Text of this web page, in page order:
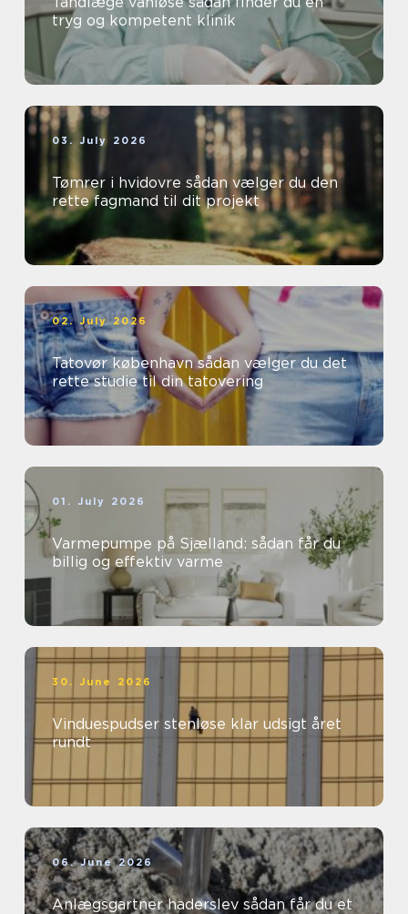
tryg og kompetent klinik
03. July 2026
Tømrer i hvidovre sådan vælger du den
rette fagmand til dit projekt
02. July 2026
Tatovør københavn sådan vælger du det
rette studie til din tatovering
01. July 2026
Varmepumpe på Sjælland: sådan får du
billig og effektiv varme
30. June 2026
Vinduespudser stenløse klar udsigt året
rundt
06. June 2026
Anlægsgartner haderslev sådan får du et